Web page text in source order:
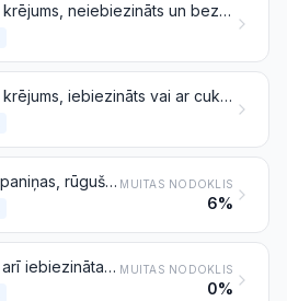
Piens un krējums, neiebiezināts un bez cukura vai cita saldinātāja piedevas
Piens un krējums, iebiezināts vai ar cukura vai citu saldinātāju piedevu
Jogurts; paniņas, rūgušpiens un krējums, kefīrs un citi fermentēti vai skābpiena produkti, arī iebiezināti vai ar cukura vai citu saldinātāju piedevu, vai aromatizēti, vai ar augļiem, riekstiem vai kakao MUITAS NODOKLIS
6%
Sūkalas, arī iebiezinātas un ar cukura vai cita saldinātāja piedevu; produkti, kas satur dabiskās piena sastāvdaļas, arī ar cukura vai cita saldinātāja piedevu, kuri nav minēti vai iekļauti citur MUITAS NODOKLIS
0%